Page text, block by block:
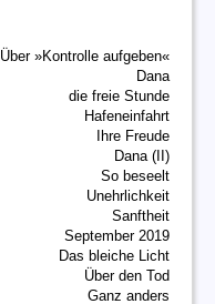
Über »Kontrolle aufgeben«
Dana
die freie Stunde
Hafeneinfahrt
Ihre Freude
Dana (II)
So beseelt
Unehrlichkeit
Sanftheit
September 2019
Das bleiche Licht
Über den Tod
Ganz anders